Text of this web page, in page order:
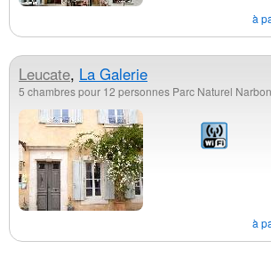
à
Leucate, La Galerie
5 chambres pour 12 personnes Parc Naturel
à